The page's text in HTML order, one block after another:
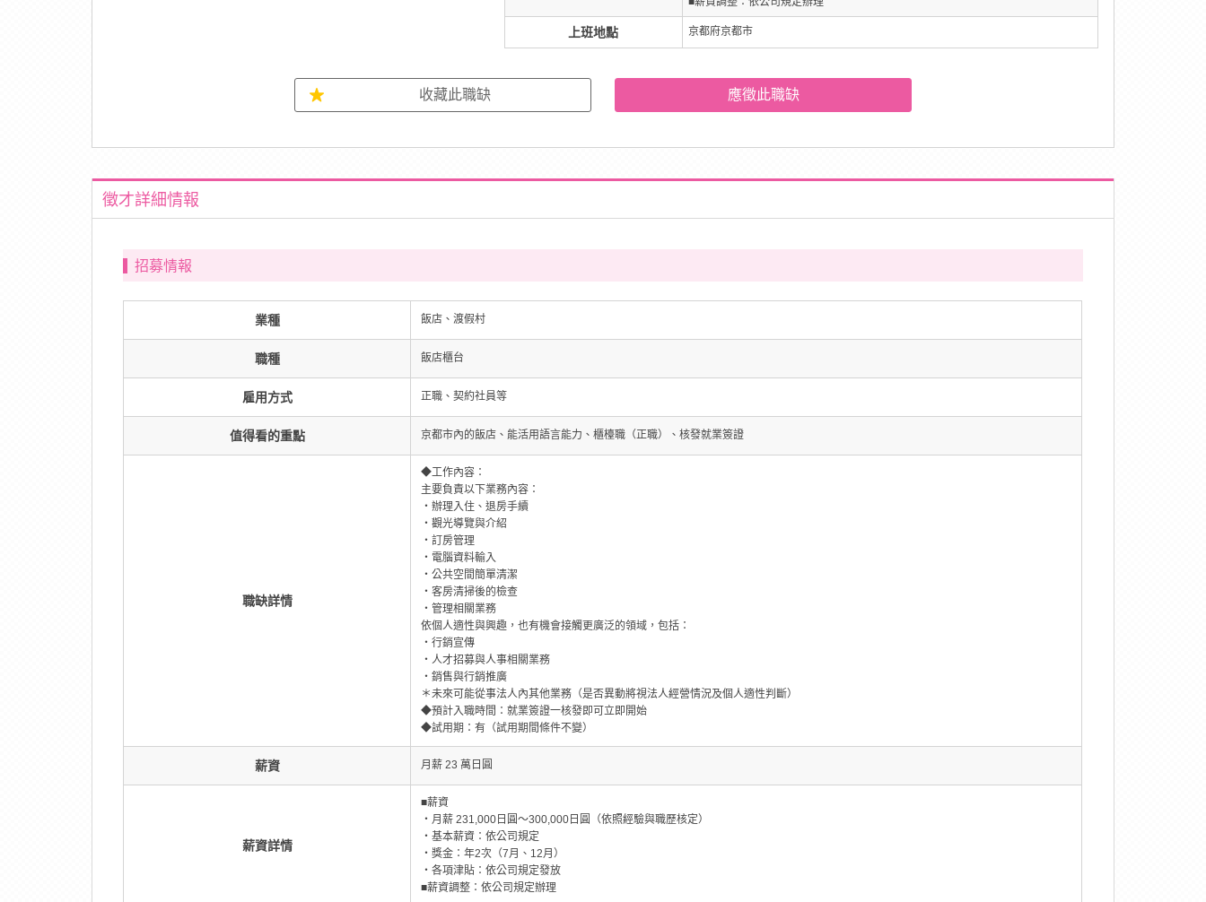
上班地點 京都府京都市
收藏此職缺 應徵此職缺
徵才詳細情報
招募情報
業種 飯店、渡假村
職種 飯店櫃台
雇用方式 正職、契約社員等
值得看的重點 京都市內的飯店、能活用語言能力、櫃檯職（正職）、核發就業簽證
職缺詳情
◆工作內容：
主要負責以下業務內容：
・辦理入住、退房手續
・觀光導覽與介紹
・訂房管理
・電腦資料輸入
・公共空間簡單清潔
・客房清掃後的檢查
・管理相關業務
依個人適性與興趣，也有機會接觸更廣泛的領域，包括：
・行銷宣傳
・人才招募與人事相關業務
・銷售與行銷推廣
＊未來可能從事法人內其他業務（是否異動將視法人經營情況及個人適性判斷）
◆預計入職時間：就業簽證一核發即可立即開始
◆試用期：有（試用期間條件不變）
薪資 月薪 23 萬日圓
薪資詳情
■薪資
・月薪 231,000日圓～300,000日圓（依照經驗與職歷核定）
・基本薪資：依公司規定
・獎金：年2次（7月、12月）
・各項津貼：依公司規定發放
■薪資調整：依公司規定辦理